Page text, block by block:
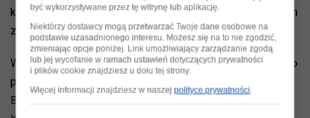
koncerty wspomnieniowe tej grupy cieszące się ogromnym
zainteresowaniem.
Wolna Grupa Bukowina powstała w 1970 roku na fali bardzo
popularnego wtedy nurtu piosenki turystycznej. Wojtek
Belon, wtedy uczeń liceum w Busku Zdroju wraz z Grażyną
być wykorzystywane przez tę witrynę lub aplikację.
Niektórzy dostawcy mogą przetwarzać Twoje dane osobowe na
podstawie uzasadnionego interesu. Możesz się na to nie zgodzić,
zmieniając opcje poniżej. Link umożliwiający zarządzanie zgodą
lub jej wycofanie w ramach ustawień dotyczących prywatności
i plików cookie znajdziesz u dołu tej strony.
Więcej informacji znajdziesz w naszejpolityce prywatności.